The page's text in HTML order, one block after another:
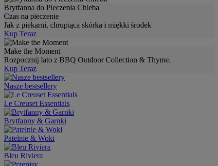
Brytfanna do Pieczenia Chleba
Czas na pieczenie
Jak z piekarni, chrupiąca skórka i miękki środek
Kup Teraz
Make the Moment
Rozpocznij lato z BBQ Outdoor Collection & Thyme.
Kup Teraz
Nasze bestsellery
Le Creuset Essentials
Brytfanny & Garnki
Patelnie & Woki
Bleu Riviera